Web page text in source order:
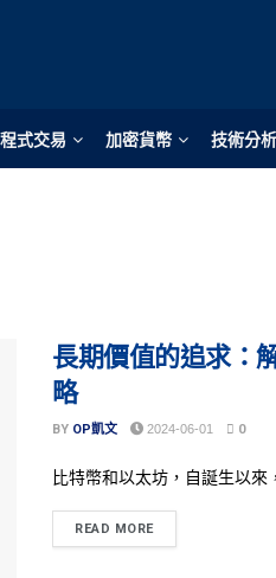
程式交易 加密貨幣 技術分析
長期價值的追求：
略
BY OP凱文 2024-06-01 0
比特幣和以太坊，自誕生以來
READ MORE